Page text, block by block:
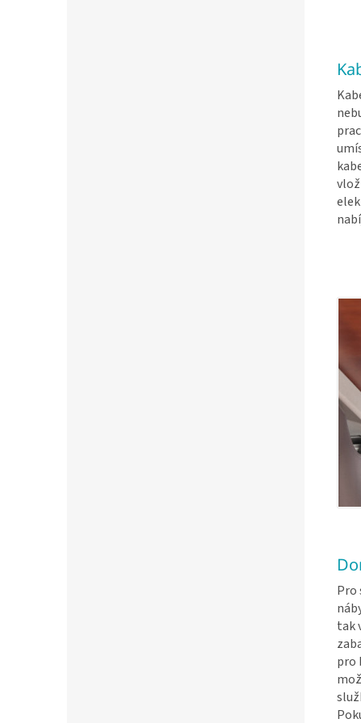
Pro
tak
pro